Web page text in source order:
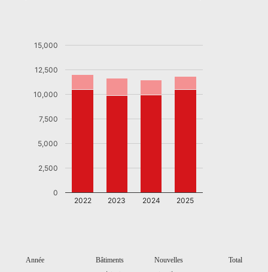
2022 2023 2024 2025
0
2,500
5,000
7,500
10,000
12,500
15,000
Année
Bâtiments
Nouvelles
Total